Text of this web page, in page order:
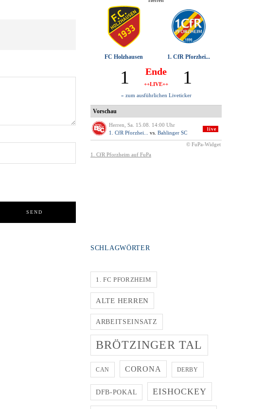
SCHLAGWÖRTER
1. FC PFORZHEIM
ALTE HERREN
ARBEITSEINSATZ
BRÖTZINGER TAL
CAN CORONA DERBY
DFB-POKAL EISHOCKEY